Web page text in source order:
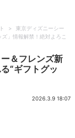
>
東京ディズニーシー
」情報解禁！絶対よろこ
＆フレンズ新
“ギフトグッ
2026.3.9 18:07